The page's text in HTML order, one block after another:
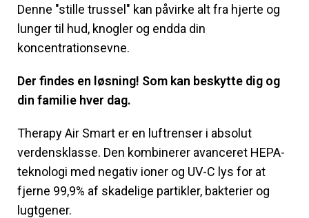
Denne "stille trussel" kan påvirke alt fra hjerte og
lunger til hud, knogler og endda din
koncentrationsevne.
Der findes en løsning! Som kan beskytte dig og
din familie hver dag.
Therapy Air Smart er en luftrenser i absolut
verdensklasse. Den kombinerer avanceret HEPA-
teknologi med negativ ioner og UV-C lys for at
fjerne 99,9% af skadelige partikler, bakterier og
lugtgener.